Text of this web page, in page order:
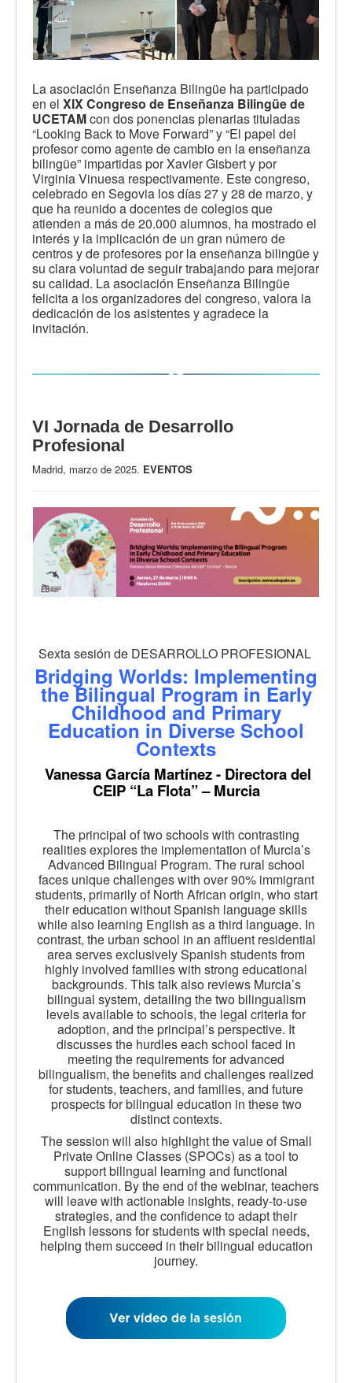
La asociación Enseñanza Bilingüe ha participado
en el XIX Congreso de Enseñanza Bilingüe de
UCETAMcon dos ponencias plenarias tituladas
“Looking Back to Move Forward” y “El papel del
profesor como agente de cambio en la enseñanza
bilingüe” impartidas por Xavier Gisbert y por
Virginia Vinuesa respectivamente. Este congreso,
celebrado en Segovia los días 27 y 28 de marzo, y
que ha reunido a docentes de colegios que
atienden a más de 20.000 alumnos, ha mostrado el
interés y la implicación de un gran número de
centros y de profesores por la enseñanza bilingüe y
su clara voluntad de seguir trabajando para mejorar
su calidad. La asociación Enseñanza Bilingüe
felicita a los organizadores del congreso, valora la
dedicación de los asistentes y agradece la
invitación.
VI Jornada de Desarrollo
Profesional
Madrid, marzo de 2025. EVENTOS
Sexta sesión de DESARROLLO PROFESIONAL
Bridging Worlds: Implementing
the Bilingual Program in Early
Childhood and Primary
Education in Diverse School
Contexts
Vanessa García Martínez - Directora del
CEIP “La Flota” – Murcia
The principal of two schools with contrasting
realities explores the implementation of Murcia’s
Advanced Bilingual Program. The rural school
faces unique challenges with over 90% immigrant
students, primarily of North African origin, who start
their education without Spanish language skills
while also learning English as a third language. In
contrast, the urban school in an affluent residential
area serves exclusively Spanish students from
highly involved families with strong educational
backgrounds. This talk also reviews Murcia’s
bilingual system, detailing the two bilingualism
levels available to schools, the legal criteria for
adoption, and the principal’s perspective. It
discusses the hurdles each school faced in
meeting the requirements for advanced
bilingualism, the benefits and challenges realized
for students, teachers, and families, and future
prospects for bilingual education in these two
distinct contexts.
The session will also highlight the value of Small
Private Online Classes (SPOCs) as a tool to
support bilingual learning and functional
communication. By the end of the webinar, teachers
will leave with actionable insights, ready-to-use
strategies, and the confidence to adapt their
English lessons for students with special needs,
helping them succeed in their bilingual education
journey.